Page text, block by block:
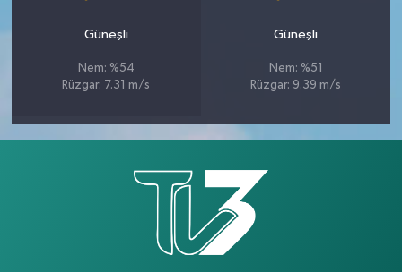
Güneşli
Nem: %54
Rüzgar: 7.31 m/s
Güneşli
Nem: %51
Rüzgar: 9.39 m/s